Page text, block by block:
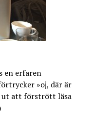
en erfaren
»oj, där är
ut att förstrött läsa